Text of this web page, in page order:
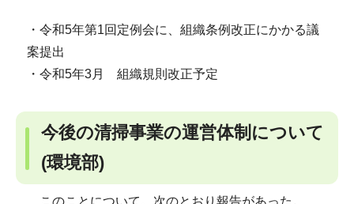
・令和5年第1回定例会に、組織条例改正にかかる議
案提出
・令和5年3月 組織規則改正予定
今後の清掃事業の運営体制について
(環境部)
このことについて、次のとおり報告があった。